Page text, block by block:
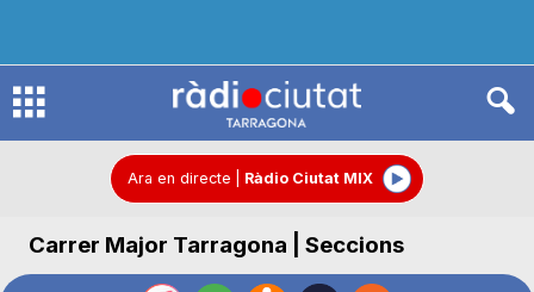
R
d
Ara en directe Ràdio Ciutat MIX
Carrer Major Tarragona | Seccions